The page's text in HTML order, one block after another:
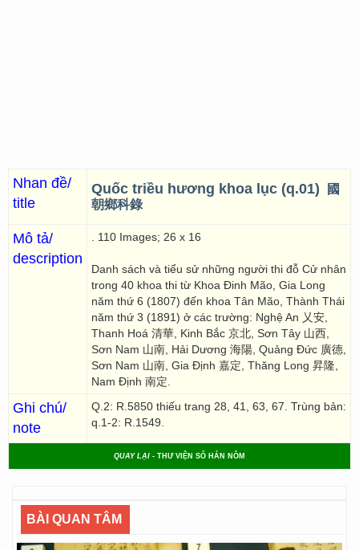
Nhan đề/
title
Quốc triều hương khoa lục (q.01)
國
朝鄉科錄
Mô tả/
description
. 110 Images; 26 x 16
Danh sách và tiểu sử những người thi đỗ Cử nhân
trong 40 khoa thi từ Khoa Đinh Mão, Gia Long
năm thứ 6 (1807) đến khoa Tân Mão, Thành Thái
năm thứ 3 (1891) ở các trường: Nghệ An 乂安,
Thanh Hoá 清華, Kinh Bắc 京北, Sơn Tây 山西,
Sơn Nam 山南, Hải Dương 海陽, Quảng Đức 廣德,
Sơn Nam 山南, Gia Định 嘉定, Thăng Long 昇隆,
Nam Định 南定.
Ghi chú/
note
Q.2: R.5850 thiếu trang 28, 41, 63, 67. Trùng bản:
q.1-2: R.1549.
QUAY LẠI - THƯ VIỆN SỐ HÁN NÔM
BÀI QUAN TÂM